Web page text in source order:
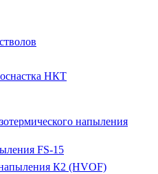
НКТ
напыления
FS-15
напыления К2 (HVOF)